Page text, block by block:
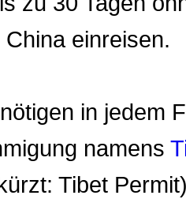
einreisen.
in jedem
namens
Tibet